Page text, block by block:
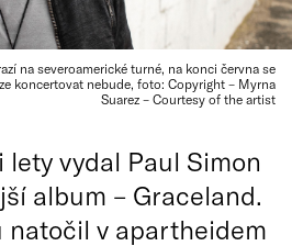
na severoamerické turné, na konci června se
koncertovat nebude, foto: Copyright – Myrna
Suarez – Courtesy of the artist
vydal Paul Simon
album – Graceland.
natočil v apartheidem